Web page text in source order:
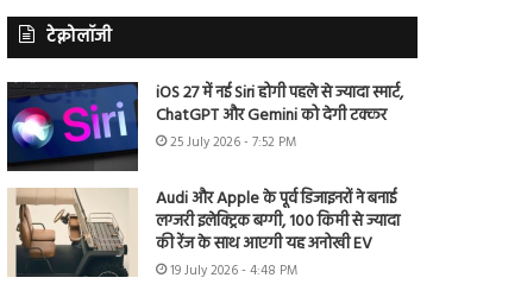
टेक्नोलॉजी
iOS 27 में नई Siri होगी पहले से ज्यादा स्मार्ट,
ChatGPT और Gemini को देगी टक्कर
25 July 2026 - 7:52 PM
Audi और Apple के पूर्व डिजाइनरों ने बनाई
लग्जरी इलेक्ट्रिक बग्गी, 100 किमी से ज्यादा
की रेंज के साथ आएगी यह अनोखी EV
19 July 2026 - 4:48 PM